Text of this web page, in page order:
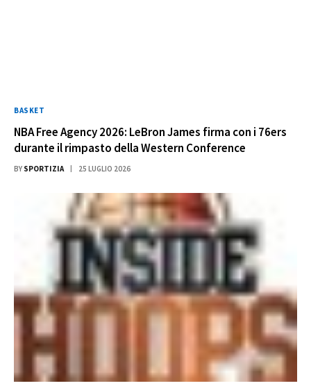
BASKET
NBA Free Agency 2026: LeBron James firma con i 76ers
durante il rimpasto della Western Conference
BY SPORTIZIA 25 LUGLIO 2026